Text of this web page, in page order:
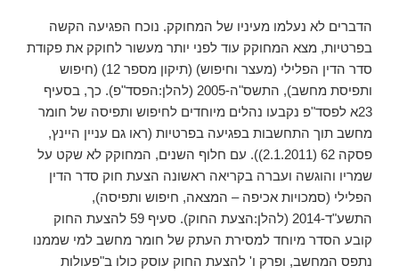
הדברים לא נעלמו מעיניו של המחוקק. נוכח הפגיעה הקשה
בפרטיות, מצא המחוקק עוד לפני יותר מעשור לחוקק את פקודת
סדר הדין הפלילי (מעצר וחיפוש) (תיקון מספר 12) (חיפוש
ותפיסת מחשב), התשס"ה-2005 (להלן:הפסד"פ). כך, בסעיף
23א לפסד"פ נקבעו נהלים מיוחדים לחיפוש ותפיסה של חומר
מחשב תוך התחשבות בפגיעה בפרטיות (ראו גם עניין היינץ,
פסקה 62 (2.1.2011)). עם חלוף השנים, המחוקק לא שקט על
שמריו והוגשה ועברה בקריאה ראשונה הצעת חוק סדר הדין
הפלילי (סמכויות אכיפה – המצאה, חיפוש ותפיסה),
התשע"ד-2014 (להלן:הצעת החוק). סעיף 59 להצעת החוק
קובע הסדר מיוחד למסירת העתק של חומר מחשב למי שממנו
נתפס המחשב, ופרק ו' להצעת החוק עוסק כולו ב"פעולות